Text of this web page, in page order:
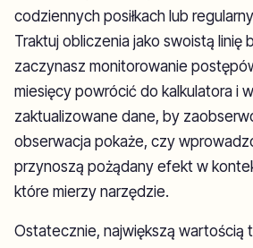
codziennych posiłkach lub
Traktuj obliczenia jako swoistą linię
zaczynasz monitorowanie
miesięcy powrócić do kalkulatora i
zaktualizowane dane, by
obserwacja pokaże, czy
przynoszą pożądany efekt w
które mierzy narzędzie.
Ostatecznie, największą wartością